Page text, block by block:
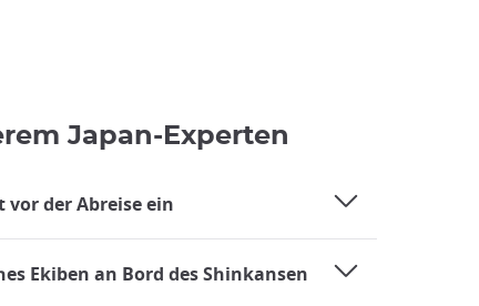
Japan-Experten
vor der Abreise ein
Ekiben an Bord des Shinkansen